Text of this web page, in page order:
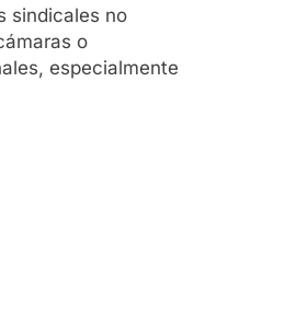
sindicales no
o
especialmente